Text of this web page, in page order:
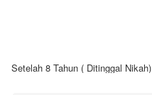
Setelah 8 Tahun ( Ditinggal Nikah)